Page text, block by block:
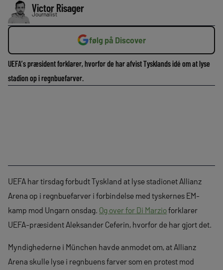
Victor Risager
Journalist
følg på Discover
UEFA’s præsident forklarer, hvorfor de har afvist Tysklands idé om at lyse
stadion op i regnbuefarver.
UEFA har tirsdag forbudt Tyskland at lyse stadionet Allianz
Arena op i regnbuefarver i forbindelse med tyskernes EM-
kamp mod Ungarn onsdag. Og over for Di Marzioforklarer
UEFA-præsident Aleksander Ceferin, hvorfor de har gjort det.
Myndighederne i München havde anmodet om, at Allianz
Arena skulle lyse i regnbuens farver som en protest mod